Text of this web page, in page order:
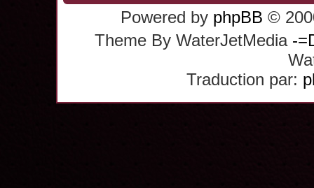
Powered by phpBB ©
Theme By WaterJetMedia -
Traduction par: